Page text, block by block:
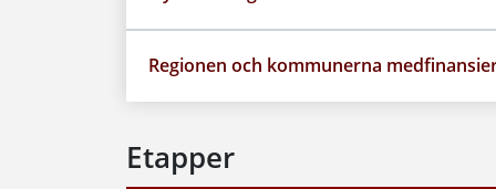
Regionen och kommunerna
Etapper